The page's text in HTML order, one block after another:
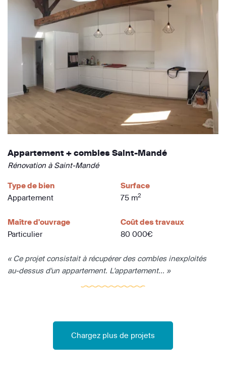
Appartement + combles Saint-Mandé
Rénovation à Saint-Mandé
Type de bien
Appartement
Surface
75 m2
Maître d'ouvrage
Particulier
Coût des travaux
80 000€
« Ce projet consistait à récupérer des combles inexploités
au-dessus d'un appartement. L'appartement... »
Chargez plus de projets